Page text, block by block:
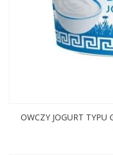
OWCZY JOGURT TYPU